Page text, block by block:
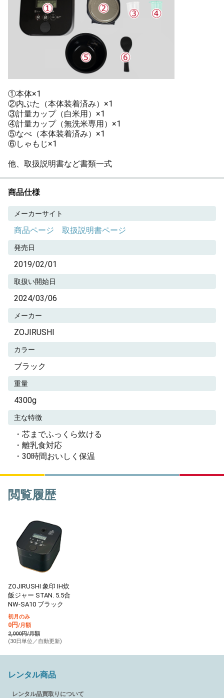
①本体×1
②内ぶた（本体装着済み）×1
③計量カップ（白米用）×1
④計量カップ（無洗米専用）×1
⑤なべ（本体装着済み）×1
⑥しゃもじ×1
他、取扱説明書など書類一式
商品仕様
メーカーサイト
商品ページ 取扱説明書ページ
発売日
2019/02/01
取扱い開始日
2024/03/06
メーカー
ZOJIRUSHI
カラー
ブラック
重量
4300g
主な特徴
・芯までふっくら炊ける
・離乳食対応
・30時間おいしく保温
閲覧履歴
ZOJIRUSHI 象印 IH炊
飯ジャー STAN. 5.5合
NW-SA10 ブラック
初月のみ
0円/月額
2,000円/月額
(30日単位／自動更新)
レンタル商品
レンタル品買取りについて